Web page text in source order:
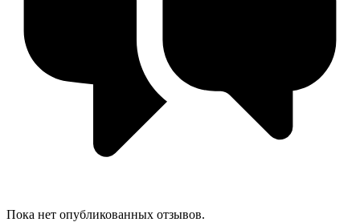
Пока нет опубликованных отзывов.